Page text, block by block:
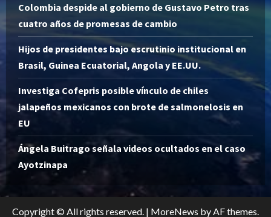
Colombia despide al gobierno de Gustavo Petro tras
cuatro años de promesas de cambio
Hijos de presidentes bajo escrutinio institucional en
Brasil, Guinea Ecuatorial, Angola y EE.UU.
Investiga Cofepris posible vínculo de chiles
jalapeños mexicanos con brote de salmonelosis en
EU
Ángela Buitrago señala videos ocultados en el caso
Ayotzinapa
Copyright © All rights reserved. | MoreNews by AF themes.